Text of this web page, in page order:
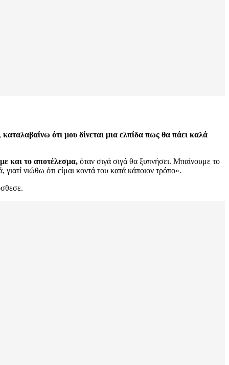
καταλαβαίνω ότι μου δίνεται μια ελπίδα πως θα πάει καλά
και το αποτέλεσμα, όταν σιγά σιγά θα ξυπνήσει. Μπαίνουμε το
γιατί νιώθω ότι είμαι κοντά του κατά κάποιον τρόπο».